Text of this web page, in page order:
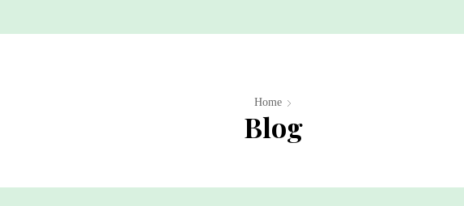
Home
Blog